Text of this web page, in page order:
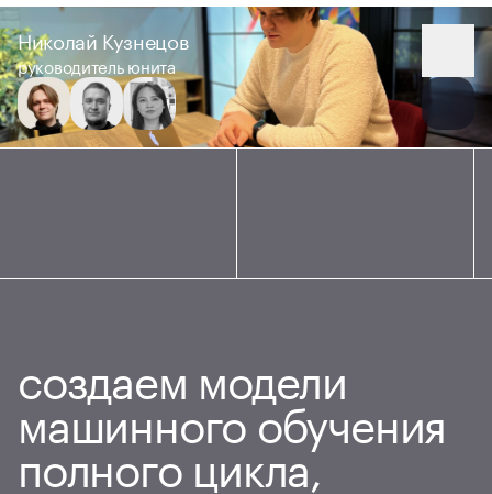
Николай Кузнецов
руководитель юнита
создаем модели
машинного обучения
полного цикла,